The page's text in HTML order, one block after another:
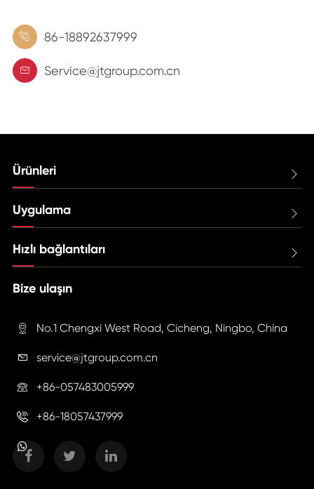
 86-18892637999
 Service@jtgroup.com.cn
Ürünleri 
Uygulama 
Hızlı bağlantıları 
Bize ulaşın
 No.1 Chengxi West Road, Cicheng, Ningbo, China
 service@jtgroup.com.cn
 +86-057483005999
 +86-18057437999